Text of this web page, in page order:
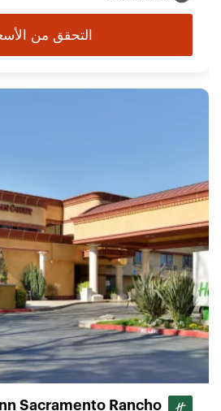
التحقق من
Sacramento Rancho